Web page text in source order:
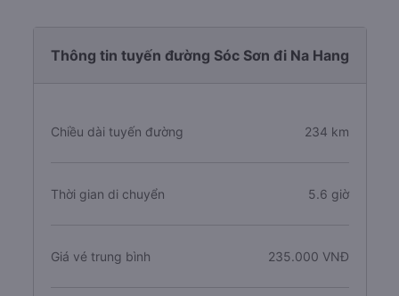
Thông tin tuyến đường Sóc Sơn đi Na Hang
Chiều dài tuyến đường 234 km
Thời gian di chuyển 5.6 giờ
Giá vé trung bình 235.000 VNĐ